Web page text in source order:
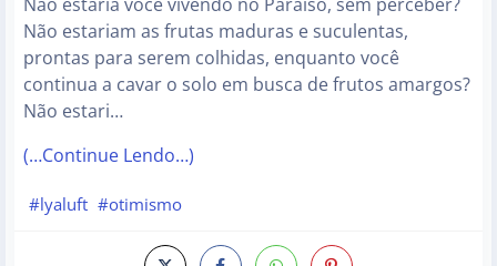
Não estariam as frutas maduras e suculentas,
prontas para serem colhidas, enquanto você
continua a cavar o solo em busca de frutos amargos?
Não estari…
(…Continue Lendo…)
#lyaluft #otimismo